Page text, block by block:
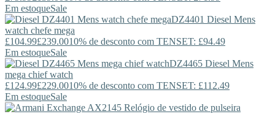
Em estoqueSale
DZ4401 Diesel Mens
watch chefe mega
£104.99£239.0010% de desconto com TENSET: £94.49
Em estoqueSale
DZ4465 Diesel Mens
mega chief watch
£124.99£229.0010% de desconto com TENSET: £112.49
Em estoqueSale